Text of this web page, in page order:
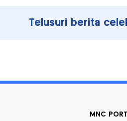
Telusuri berita
MNC